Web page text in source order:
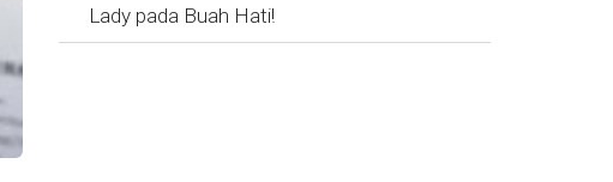
Lady pada Buah Hati!